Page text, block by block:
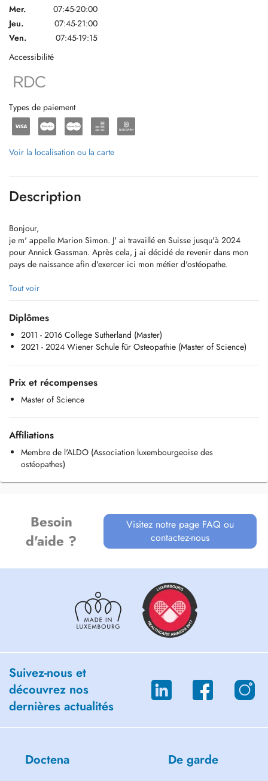
Mer.
07:45-20:00
Jeu.
07:45-21:00
Ven.
07:45-19:15
Accessibilité
Types de paiement
Voir la localisation ou la carte
Description
Bonjour,
je m' appelle Marion Simon. J' ai travaillé en Suisse jusqu'à 2024
pour Annick Gassman. Après cela, j ai décidé de revenir dans mon
pays de naissance afin d'exercer ici mon métier d'ostéopathe.
Le cabinet se trouve dans une cité calme avec des parkings gratuits
devant la porte.
Plus d'informations sur notre site internet www.osteozenner.lu.
Pour toute urgence, appelez au 621 38 49 14
Tout voir
Diplômes
2011 - 2016 College Sutherland (Master)
2021 - 2024 Wiener Schule für Osteopathie (Master of Science)
Prix et récompenses
Master of Science
Affiliations
Membre de l'ALDO (Association luxembourgeoise des
ostéopathes)
Besoin
d'aide ?
Visitez notre page FAQ ou
contactez-nous
Suivez-nous et
découvrez nos
dernières actualités
Doctena De garde